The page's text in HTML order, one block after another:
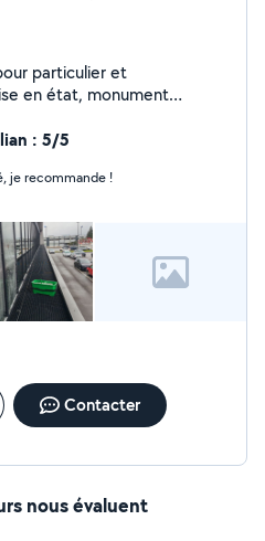
particulier et
: 5/5
je recommande !
Contacter
nous évaluent